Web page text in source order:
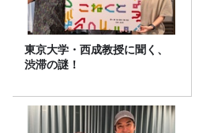
東京大学・西成教授に聞く、
渋滞の謎！